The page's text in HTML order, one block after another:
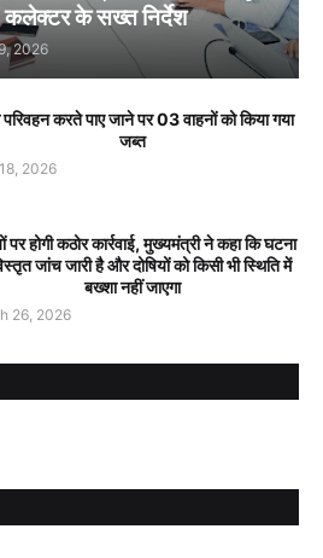
कलेक्टर के सख्त निर्देश
2026
करते पाए जाने पर 03 वाहनों को किया गया
जब्त
2026
पर होगी कठोर कार्रवाई, मुख्यमंत्री ने कहा कि घटना
जांच जारी है और दोषियों को किसी भी स्थिति में
बख्शा नहीं जाएगा
26, 2026